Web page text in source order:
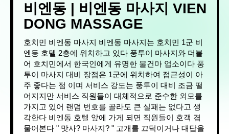
비엔동 | 비엔동 마사지 VIEN
DONG MASSAGE
호치민 비엔동 마사지 비엔동 마사지는 호치민 1군 비
엔동 호텔 2층에 위치하고 있다 풍투이 마사지와 더불
어 호치민에서 한국인에게 유명한 불건마 업소이다 풍
투이 마사지 대비 장점은 1군에 위치하여 접근성이 아
주 좋다는 점 이며 서비스 강도는 풍투이 대비 조금 떨
어지지만 서비스 직원들이 대체적으로 준수한 외모를
가지고 있어 랜덤 번호를 골라도 큰 실패는 없다고 생
각한다 비엔동 호텔 앞에 가게 되면 직원들이 호객 겸
물어본다 " 맛사? 마사지? " 고개를 끄덕이거나 대답을